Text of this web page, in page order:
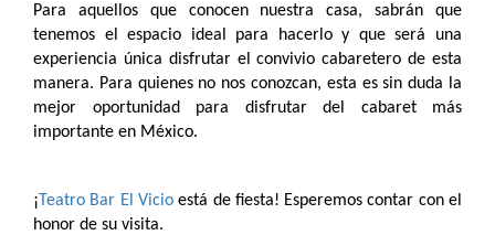
Para aquellos que conocen nuestra casa, sabrán que
tenemos el espacio ideal para hacerlo y que será una
experiencia única disfrutar el convivio cabaretero de esta
manera. Para quienes no nos conozcan, esta es sin duda la
mejor oportunidad para disfrutar del cabaret más
importante en México.
¡ Teatro Bar El Vicioestá de fiesta! Esperemos contar con el
honor de su visita.